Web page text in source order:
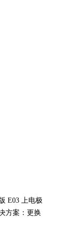
E03 上电极
方案：更换